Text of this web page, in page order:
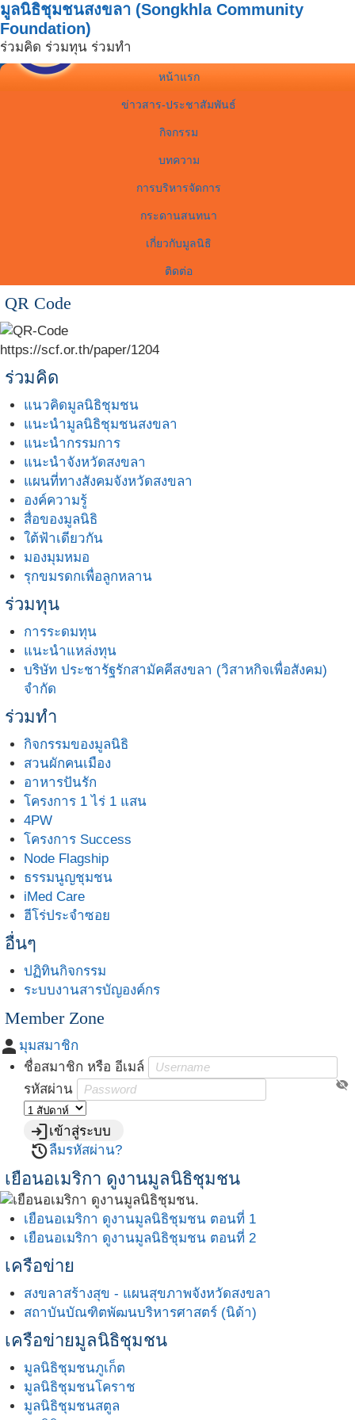
มูลนิธิชุมชนสงขลา (Songkhla Community
Foundation)
ร่วมคิด ร่วมทุน ร่วมทำ
หน้าแรก
ข่าวสาร-ประชาสัมพันธ์
กิจกรรม
บทความ
การบริหารจัดการ
กระดานสนทนา
เกี่ยวกับมูลนิธิ
ติดต่อ
QR Code
https://scf.or.th/paper/1204
ร่วมคิด
แนวคิดมูลนิธิชุมชน
แนะนำมูลนิธิชุมชนสงขลา
แนะนำกรรมการ
แนะนำจังหวัดสงขลา
แผนที่ทางสังคมจังหวัดสงขลา
องค์ความรู้
สื่อของมูลนิธิ
ใต้ฟ้าเดียวกัน
มองมุมหมอ
รุกขมรดกเพื่อลูกหลาน
ร่วมทุน
การระดมทุน
แนะนำแหล่งทุน
บริษัท ประชารัฐรักสามัคคีสงขลา (วิสาหกิจเพื่อสังคม)
จำกัด
ร่วมทำ
กิจกรรมของมูลนิธิ
สวนผักคนเมือง
อาหารปันรัก
โครงการ 1 ไร่ 1 แสน
4PW
โครงการ Success
Node Flagship
ธรรมนูญชุมชน
iMed Care
ฮีโร่ประจำซอย
อื่นๆ
ปฏิทินกิจกรรม
ระบบงานสารบัญองค์กร
Member Zone
person มุมสมาชิก
ชื่อสมาชิก หรือ อีเมล์
รหัสผ่าน
visibility_off
loginเข้าสู่ระบบ
restoreลืมรหัสผ่าน?
เยือนอเมริกา ดูงานมูลนิธิชุมชน
เยือนอเมริกา ดูงานมูลนิธิชุมชน ตอนที่ 1
เยือนอเมริกา ดูงานมูลนิธิชุมชน ตอนที่ 2
เครือข่าย
สงขลาสร้างสุข - แผนสุขภาพจังหวัดสงขลา
สถาบันบัณฑิตพัฒนบริหารศาสตร์ (นิด้า)
เครือข่ายมูลนิธิชุมชน
มูลนิธิชุมชนภูเก็ต
มูลนิธิชุมชนโคราช
มูลนิธิชุมชนสตูล